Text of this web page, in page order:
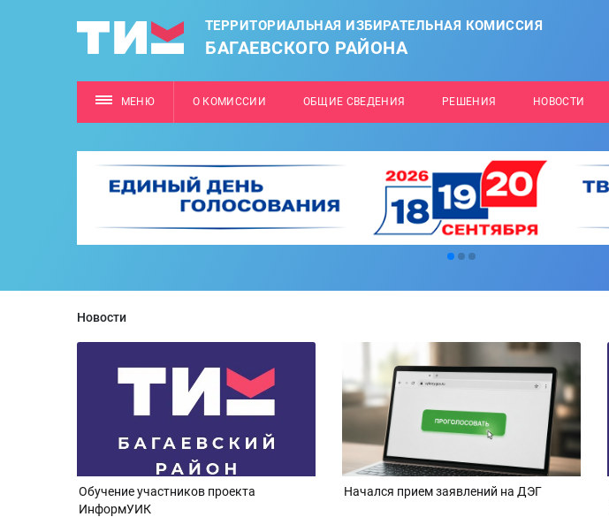
ТЕРРИТОРИАЛЬНАЯ ИЗБИРАТЕЛЬНАЯ КОМИССИЯ
БАГАЕВСКОГО РАЙОНА
МЕНЮ О КОМИССИИ ОБЩИЕ СВЕДЕНИЯ РЕШЕНИЯ НОВОСТИ
Новости
Обучение участников проекта
ИнформУИК
Начался прием заявлений на ДЭГ